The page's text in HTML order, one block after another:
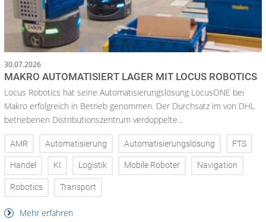
30.07.2026
MAKRO AUTOMATISIERT LAGER MIT LOCUS ROBOTICS
Locus Robotics hat seine Automatisierungslösung LocusONE bei
Makro erfolgreich in Betrieb genommen. Der Durchsatz im von DHL
betriebenen Distributionszentrum verdoppelte...
AMR Automatisierung Automatisierungslösung FTS
Handel KI Logistik Mobile Roboter Navigation
Robotics Transport
Mehr erfahren